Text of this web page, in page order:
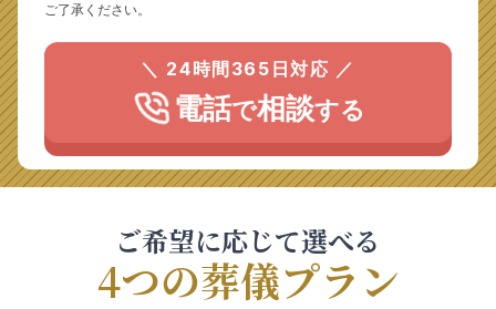
ご了承ください。
＼ 24時間365日対応 ／
電話で相談する
ご希望に応じて選べる
4つの葬儀プラン